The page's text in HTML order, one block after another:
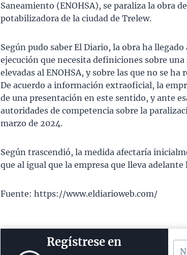
Saneamiento (ENOHSA), se paraliza la obra
potabilizadora de la ciudad de Trelew.
Según pudo saber El Diario, la obra ha
ejecución que necesita definiciones sobre
elevadas al ENOHSA, y sobre las que no se ha
De acuerdo a información extraoficial, la
de una presentación en este sentido, y ante
autoridades de competencia sobre la
marzo de 2024.
Según trascendió, la medida afectaría
que al igual que la empresa que lleva
Fuente: https://www.eldiarioweb.com/
Regístrese en